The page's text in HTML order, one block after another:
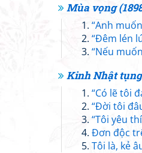
Mùa vọng
“Anh
“Đêm lén
“Nếu
Kinh Nhật
“Có lẽ tôi
“Đời tôi
“Tôi yêu
Đơn độc
Tôi là, kẻ